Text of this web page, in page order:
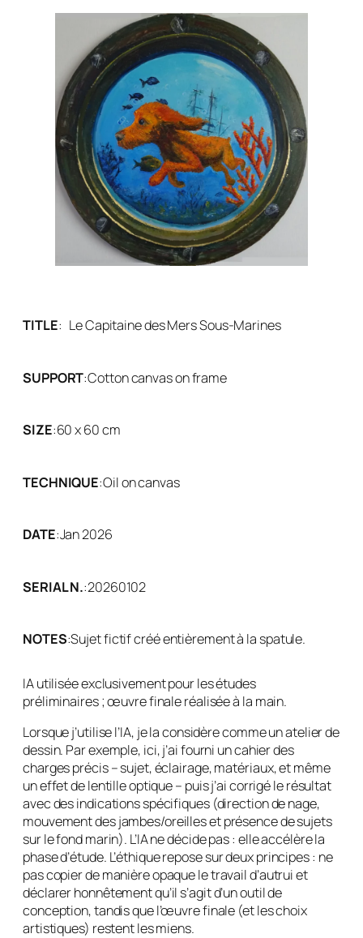
TITLE: Le Capitaine des Mers Sous-Marines
SUPPORT:Cotton canvas on frame
SIZE:60 x 60 cm
TECHNIQUE:Oil on canvas
DATE:Jan 2026
SERIAL N.:20260102
NOTES:Sujet fictif créé entièrement à la spatule.
IA utilisée exclusivement pour les études
préliminaires ; œuvre finale réalisée à la main.
Lorsque j’utilise l’IA, je la considère comme un atelier de
dessin. Par exemple, ici, j’ai fourni un cahier des
charges précis – sujet, éclairage, matériaux, et même
un effet de lentille optique – puis j’ai corrigé le résultat
avec des indications spécifiques (direction de nage,
mouvement des jambes/oreilles et présence de sujets
sur le fond marin). L’IA ne décide pas : elle accélère la
phase d’étude. L’éthique repose sur deux principes : ne
pas copier de manière opaque le travail d’autrui et
déclarer honnêtement qu’il s’agit d’un outil de
conception, tandis que l’œuvre finale (et les choix
artistiques) restent les miens.